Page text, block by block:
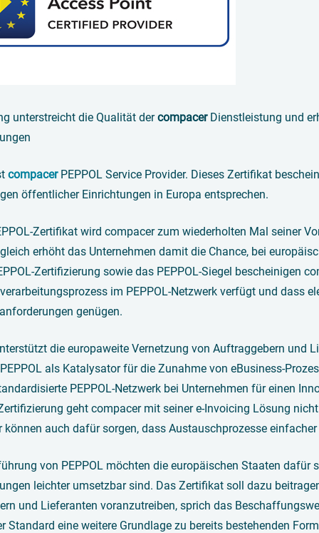
unterstreicht die Qualität dercompacerDienstleistung und
compacerPEPPOL Service Provider. Dieses Zertifikat
öffentlicher Einrichtungen in Europa entsprechen.
Zertifikat wird compacer zum wiederholten Mal seiner
erhöht das Unternehmen damit die Chance, bei
Zertifizierung sowie das PEPPOL-Siegel bescheinigen
im PEPPOL-Netzwerk verfügt und dass
genügen.
die europaweite Vernetzung von Auftraggebern und
als Katalysator für die Zunahme von eBusiness-
PEPPOL-Netzwerk bei Unternehmen für einen
geht compacer mit seiner e-Invoicing Lösung
können auch dafür sorgen, dass Austauschprozesse einfacher
von PEPPOL möchten die europäischen Staaten dafür
leichter umsetzbar sind. Das Zertifikat soll dazu
und Lieferanten voranzutreiben, sprich das
Standard eine weitere Grundlage zu bereits bestehenden